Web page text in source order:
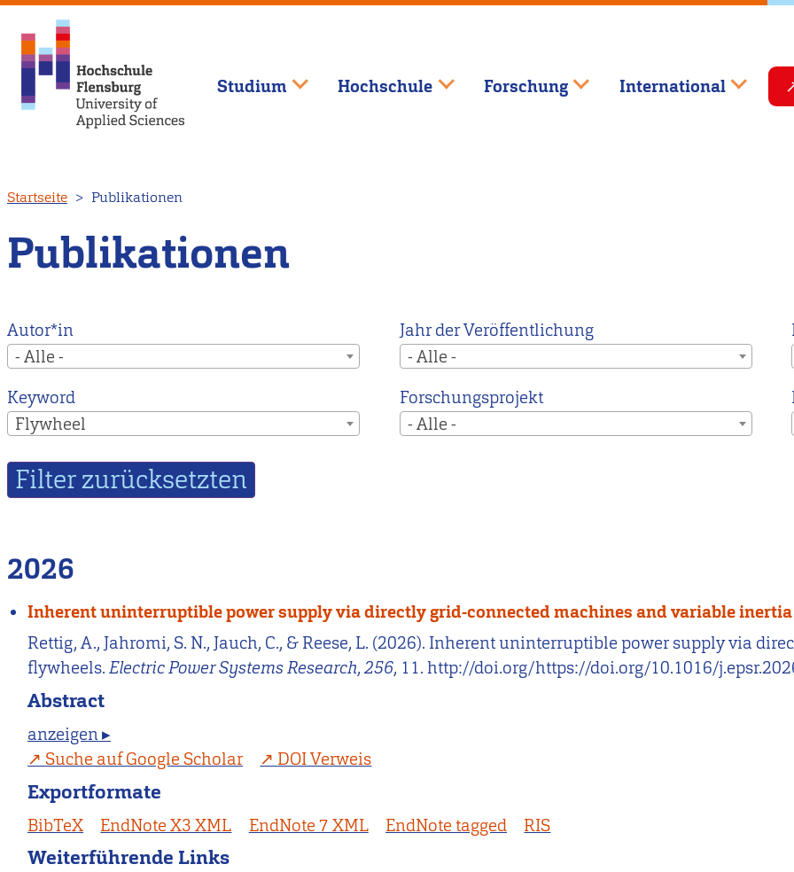
zum
Inhalt
Studium Hochschule Forschung International
Startseite Publikationen
Publikationen
Autor*in
- Alle -
Jahr der Veröffentlichung
- Alle -
Keyword
Flywheel
Forschungsprojekt
- Alle -
2026
Inherent uninterruptible power supply via directly grid-connected machines and variable
Rettig, A., Jahromi, S. N., Jauch, C., & Reese, L. (2026). Inherent uninterruptible power supply via
flywheels.Electric Power Systems Research,256, 11. http://doi.org/https://doi.org/10.1016/
Abstract
anzeigen ▸
Suche auf Google Scholar
DOI Verweis
Exportformate
BibTeX EndNote X3 XML EndNote 7 XML EndNote tagged RIS
Weiterführende Links